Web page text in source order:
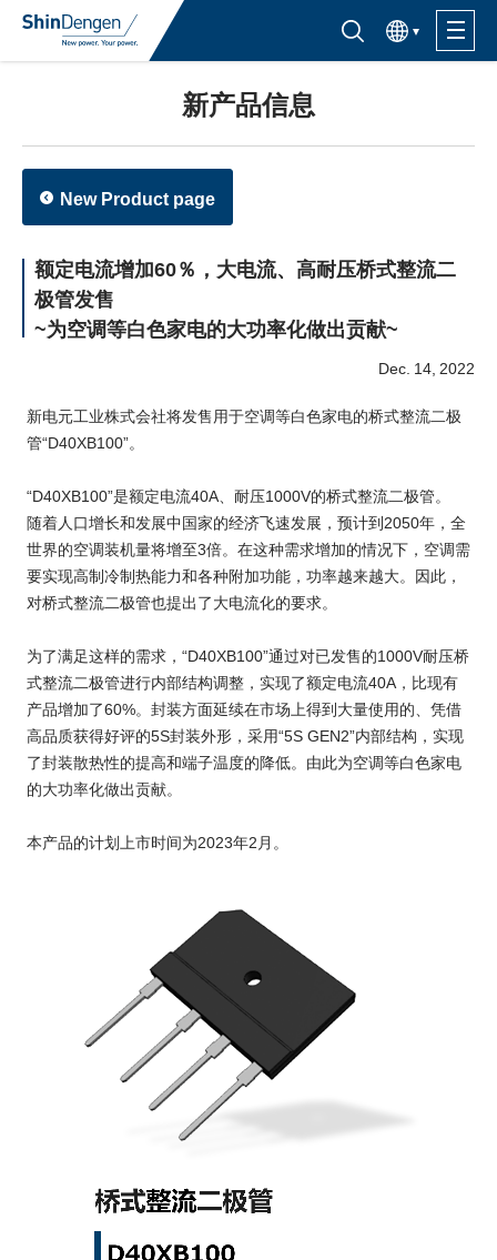
半导体产品检索入口
한국어
应用
关于购买
CSR信息
新闻和活动
联系我们
Close
新产品信息
New Product page
额定电流增加60％，大电流、高耐压桥式整流二
极管发售
~为空调等白色家电的大功率化做出贡献~
Dec. 14, 2022
新电元工业株式会社将发售用于空调等白色家电的桥式整流二极
管“D40XB100”。
“D40XB100”是额定电流40A、耐压1000V的桥式整流二极管。
随着人口增长和发展中国家的经济飞速发展，预计到2050年，全
世界的空调装机量将增至3倍。在这种需求增加的情况下，空调需
要实现高制冷制热能力和各种附加功能，功率越来越大。因此，
对桥式整流二极管也提出了大电流化的要求。
为了满足这样的需求，“D40XB100”通过对已发售的1000V耐压桥
式整流二极管进行内部结构调整，实现了额定电流40A，比现有
产品增加了60%。封装方面延续在市场上得到大量使用的、凭借
高品质获得好评的5S封装外形，采用“5S GEN2”内部结构，实现
了封装散热性的提高和端子温度的降低。由此为空调等白色家电
的大功率化做出贡献。
本产品的计划上市时间为2023年2月。